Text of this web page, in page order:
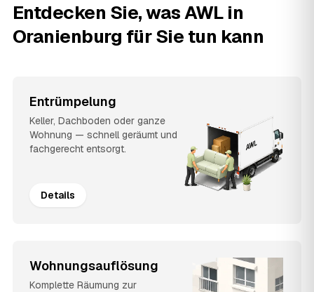
Entdecken Sie, was AWL in
Oranienburg für Sie tun kann
Entrümpelung
Keller, Dachboden oder ganze
Wohnung — schnell geräumt und
fachgerecht entsorgt.
Details
Wohnungsauflösung
Komplette Räumung zur